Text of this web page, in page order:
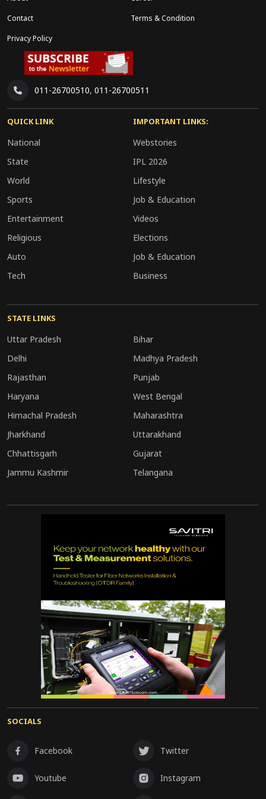
नए पदों का सृजन और फिर भर्ती प्रक्रिया शुरू होने की
संभावना बनेगी।
यदि प्रस्ताव को हरी झंडी मिलती है, तो यह बेरोजगार युवाओं
के लिए बड़ी राहत साबित हो सकता है। खासकर शिक्षक,
लिपिकीय और अन्य शैक्षणिक व गैर-शैक्षणिक पदों पर भविष्य
में रोजगार के नए अवसर खुल सकते हैं।
Contact
Terms & Condition
Privacy Policy
011-26700510, 011-26700511
QUICK LINK
National
State
World
Sports
Entertainment
Religious
Auto
Tech
IMPORTANT LINKS:
Webstories
IPL 2026
Lifestyle
Job & Education
Videos
Elections
Job & Education
Business
STATE LINKS
Uttar Pradesh
Bihar
Delhi
Madhya Pradesh
Rajasthan
Punjab
Haryana
West Bengal
Himachal Pradesh
Maharashtra
Jharkhand
Uttarakhand
Chhattisgarh
Gujarat
Jammu Kashmir
Telangana
SOCIALS
Facebook Twitter
Youtube Instagram